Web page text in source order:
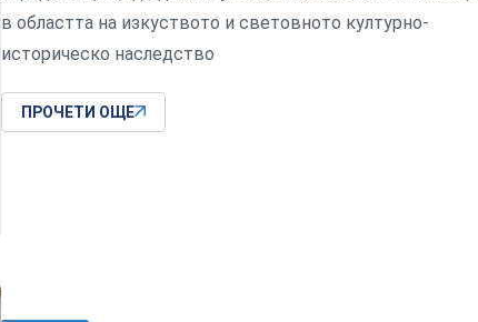
в областта на изкуството и световното културно-
историческо наследство
ПРОЧЕТИ ОЩЕ